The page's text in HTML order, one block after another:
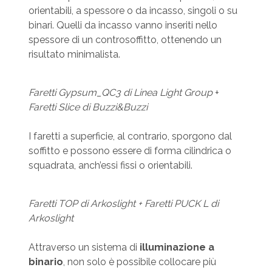
orientabili, a spessore o da incasso, singoli o su
binari. Quelli da incasso vanno inseriti nello
spessore di un controsoffitto, ottenendo un
risultato minimalista.
Faretti Gypsum_QC3 di Linea Light Group+
Faretti Slice di Buzzi&Buzzi
I faretti a superficie, al contrario, sporgono dal
soffitto e possono essere di forma cilindrica o
squadrata, anch’essi fissi o orientabili.
Faretti TOP di Arkoslight + Faretti PUCK L di
Arkoslight
Attraverso un sistema di illuminazione a
binario, non solo è possibile collocare più